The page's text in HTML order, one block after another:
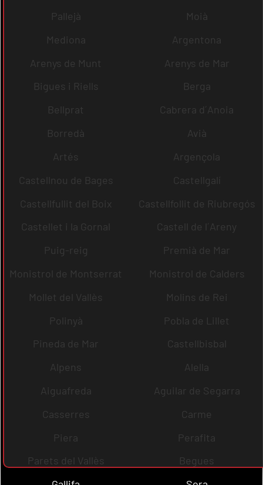
Pallejà
Moià
Mediona
Argentona
Arenys de Munt
Arenys de Mar
Bigues i Riells
Berga
Bellprat
Cabrera d´Anoia
Borredà
Avià
Artés
Argençola
Castellnou de Bages
Castellgalí
Castellfullit del Boix
Castellfollit de Riubregós
Castellet i la Gornal
Castell de l´Areny
Puig-reig
Premià de Mar
Monistrol de Montserrat
Monistrol de Calders
Mollet del Vallès
Molins de Rei
Polinyà
Pobla de Lillet
Pineda de Mar
Castellbisbal
Alpens
Alella
Aiguafreda
Aguilar de Segarra
Casserres
Carme
Piera
Perafita
Parets del Vallès
Begues